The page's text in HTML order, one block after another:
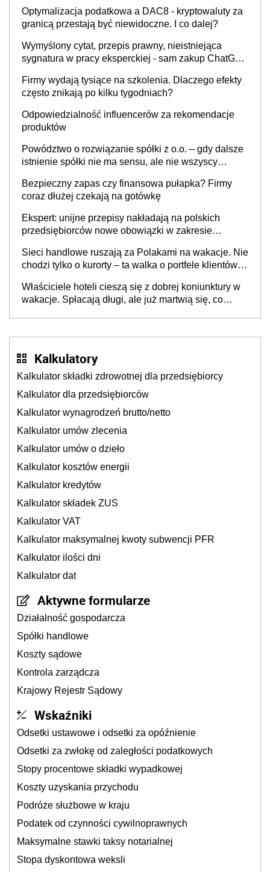
Optymalizacja podatkowa a DAC8 - kryptowaluty za
granicą przestają być niewidoczne. I co dalej?
Wymyślony cytat, przepis prawny, nieistniejąca
sygnatura w pracy eksperckiej - sam zakup ChatGPT
Firmy wydają tysiące na szkolenia. Dlaczego efekty
często znikają po kilku tygodniach?
Odpowiedzialność influencerów za rekomendacje
produktów
Powództwo o rozwiązanie spółki z o.o. – gdy dalsze
istnienie spółki nie ma sensu, ale nie wszyscy
Bezpieczny zapas czy finansowa pułapka? Firmy
coraz dłużej czekają na gotówkę
Ekspert: unijne przepisy nakładają na polskich
przedsiębiorców nowe obowiązki w zakresie
Sieci handlowe ruszają za Polakami na wakacje. Nie
chodzi tylko o kurorty – ta walka o portfele klientów
cichu
Właściciele hoteli cieszą się z dobrej koniunktury w
wakacje. Spłacają długi, ale już martwią się, co
Kalkulatory
Kalkulator składki zdrowotnej dla przedsiębiorcy
Kalkulator dla przedsiębiorców
Kalkulator wynagrodzeń brutto/netto
Kalkulator umów zlecenia
Kalkulator umów o dzieło
Kalkulator kosztów energii
Kalkulator kredytów
Kalkulator składek ZUS
Kalkulator VAT
Kalkulator maksymalnej kwoty subwencji PFR
Kalkulator ilości dni
Kalkulator dat
Aktywne formularze
Działalność gospodarcza
Spółki handlowe
Koszty sądowe
Kontrola zarządcza
Krajowy Rejestr Sądowy
Wskaźniki
Odsetki ustawowe i odsetki za opóźnienie
Odsetki za zwłokę od zaległości podatkowych
Stopy procentowe składki wypadkowej
Koszty uzyskania przychodu
Podróże służbowe w kraju
Podatek od czynności cywilnoprawnych
Maksymalne stawki taksy notarialnej
Stopa dyskontowa weksli